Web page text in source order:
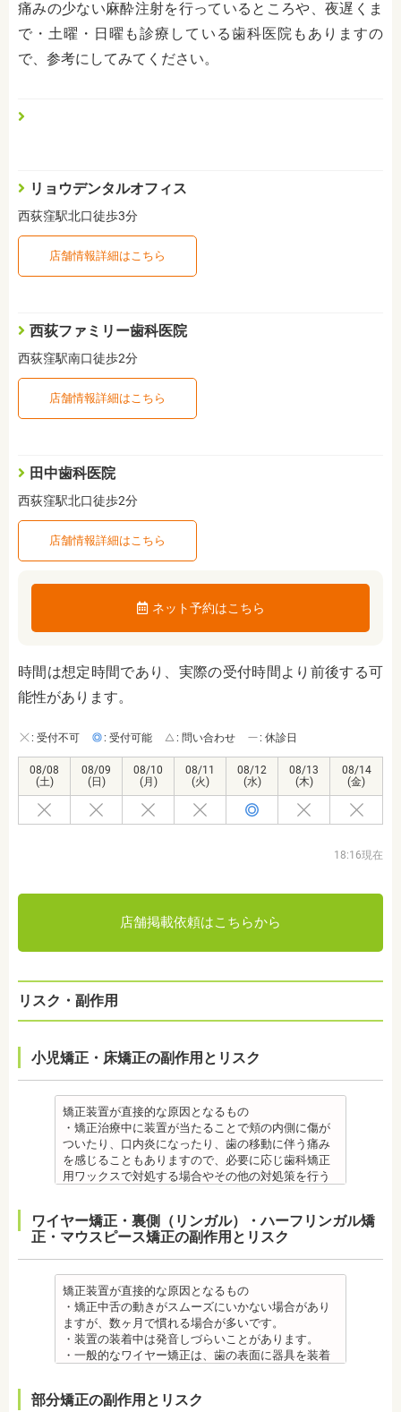
痛みの少ない麻酔注射を行っているところや、夜遅くま
で・土曜・日曜も診療している歯科医院もありますの
で、参考にしてみてください。
リョウデンタルオフィス
西荻窪駅北口徒歩3分
店舗情報詳細はこちら
西荻ファミリー歯科医院
西荻窪駅南口徒歩2分
店舗情報詳細はこちら
田中歯科医院
西荻窪駅北口徒歩2分
店舗情報詳細はこちら
ネット予約はこちら
時間は想定時間であり、実際の受付時間より前後する可
能性があります。
: 受付不可 : 受付可能 : 問い合わせ : 休診日
08/08
(土)
08/09
(日)
08/10
(月)
08/11
(火)
08/12
(水)
08/13
(木)
08/14
(金)
18:16現在
店舗掲載依頼はこちらから
リスク・副作用
小児矯正・床矯正の副作用とリスク
矯正装置が直接的な原因となるもの
・矯正治療中に装置が当たることで頬の内側に傷が
ついたり、口内炎になったり、歯の移動に伴う痛み
を感じることもありますので、必要に応じ歯科矯正
用ワックスで対処する場合やその他の対処策を行う
が、数ヶ月で慣れることが多いです。
・装置の装着中は発音しづらいことがあります。
・矯正装置を装着した直後や、ワイヤーを交換した
直後に痛みを感じることがありますが、数日でおさ
まる場合が多いです。また、冷たいものを飲んだと
きにしみる「知覚過敏」があらわれる場合がありま
すが、基本的には数日で改善されます。長期間痛む
場合は、歯科医師に相談しましょう。
金属アレルギー
は、皮膚科で行われているパッチテストなどをうけ
ワイヤー矯正・裏側（リンガル）・ハーフリンガル矯
正・マウスピース矯正の副作用とリスク
矯正装置が直接的な原因となるもの
・矯正中舌の動きがスムーズにいかない場合があり
ますが、数ヶ月で慣れる場合が多いです。
・装置の装着中は発音しづらいことがあります。
・一般的なワイヤー矯正は、歯の表面に器具を装着
・矯正治療中に装置が当たることで頬の内側に傷が
部分矯正の副作用とリスク